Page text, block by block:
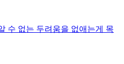
수 없는 두려움을 없애는게 목